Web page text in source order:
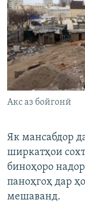
Акс аз бойгонӣ
Як мансабдор
ширкатҳои
биноҳоро
паноҳгоҳ дар
мешаванд.